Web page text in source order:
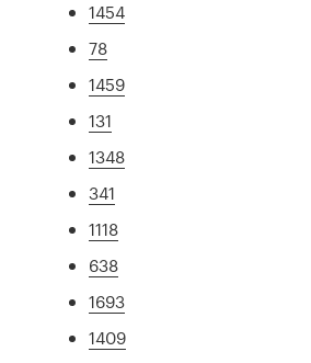
1454
78
1459
131
1348
341
1118
638
1693
1409